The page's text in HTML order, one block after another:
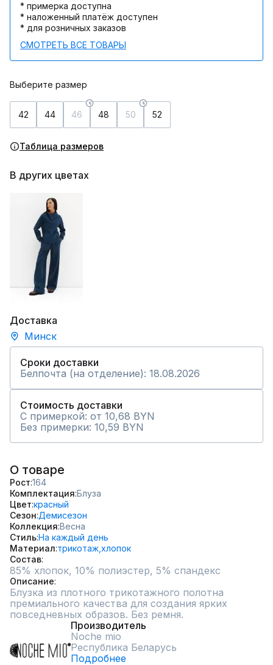
* примерка доступна
* наложенный платёж доступен
* для розничных заказов
СМОТРЕТЬ ВСЕ ТОВАРЫ
Выберите размер
42 44 46 48 50 52
Таблица размеров
В других цветах
Доставка
Минск
Сроки доставки
Белпочта (на отделение): 18.08.2026
Стоимость доставки
С примеркой: от 10,68 BYN
Без примерки: 10,59 BYN
О товаре
Рост 164
Комплектация Блуза
Цвет красный
Сезон Демисезон
Коллекция Весна
СтильНа каждый день
Материал трикотаж, хлопок
Состав
85% хлопок, 10% полиэстер, 5% спандекс
Описание
Блузка из плотного трикотажного полотна
премиального качества для создания ярких
повседневных образов. Без ремня.
Производитель
Noche mio
Республика Беларусь
Подробнее